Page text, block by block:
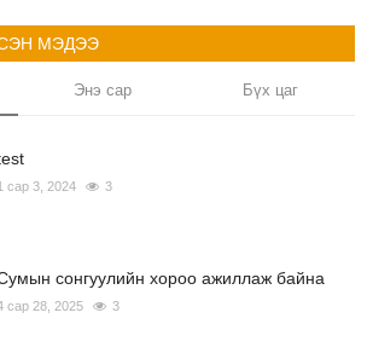
МЭДЭЭ
Энэ сар Бүх цаг
сар 3, 2024 3
сонгуулийн хороо ажиллаж байна
сар 28, 2025 3